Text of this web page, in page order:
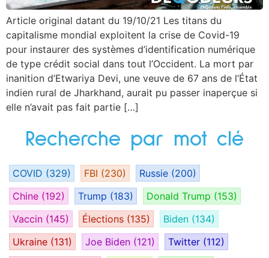
Article original datant du 19/10/21 Les titans du
capitalisme mondial exploitent la crise de Covid-19
pour instaurer des systèmes d’identification numérique
de type crédit social dans tout l’Occident. La mort par
inanition d’Etwariya Devi, une veuve de 67 ans de l’État
indien rural de Jharkhand, aurait pu passer inaperçue si
elle n’avait pas fait partie […]
Recherche par mot clé
COVID (329) FBI (230) Russie (200)
Chine (192) Trump (183) Donald Trump (153)
Vaccin (145) Élections (135) Biden (134)
Ukraine (131) Joe Biden (121) Twitter (112)